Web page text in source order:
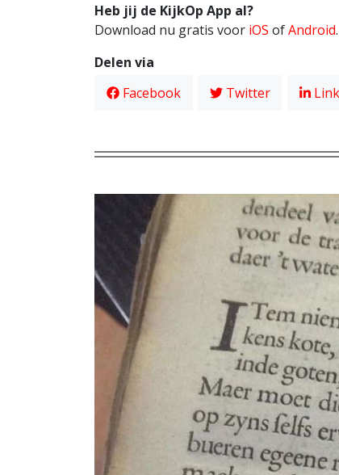
Heb jij de KijkOp App al?
Download nu gratis voor iOS ofAndroid.
Delen via
Facebook
Twitter